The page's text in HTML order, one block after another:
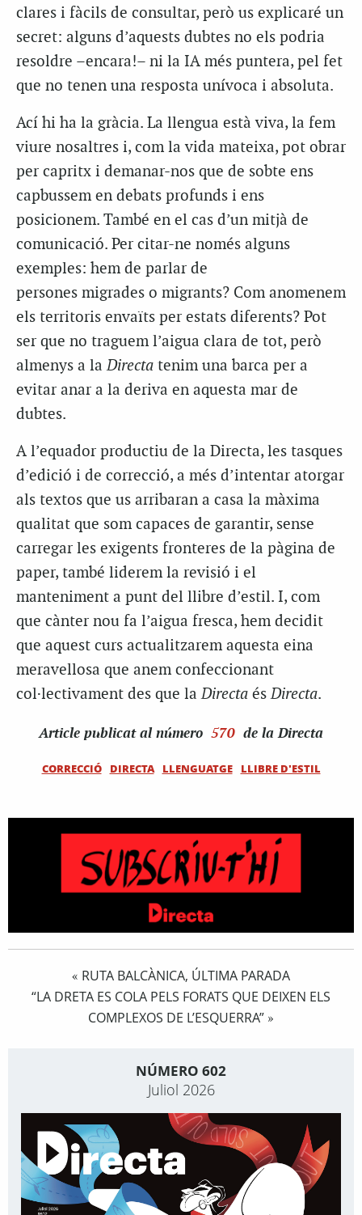
clares i fàcils de consultar, però us explicaré un
secret: alguns d’aquests dubtes no els podria
resoldre –encara!– ni la IA més puntera, pel fet
que no tenen una resposta unívoca i absoluta.
Ací hi ha la gràcia. La llengua està viva, la fem
viure nosaltres i, com la vida mateixa, pot obrar
per capritx i demanar-nos que de sobte ens
capbussem en debats profunds i ens
posicionem. També en el cas d’un mitjà de
comunicació. Per citar-ne només alguns
exemples: hem de parlar de
persones migrades o migrants? Com anomenem
els territoris envaïts per estats diferents? Pot
ser que no traguem l’aigua clara de tot, però
almenys a laDirecta tenim una barca per a
evitar anar a la deriva en aquesta mar de
dubtes.
A l’equador productiu de la Directa, les tasques
d’edició i de correcció, a més d’intentar atorgar
als textos que us arribaran a casa la màxima
qualitat que som capaces de garantir, sense
carregar les exigents fronteres de la pàgina de
paper, també liderem la revisió i el
manteniment a punt del llibre d’estil. I, com
que cànter nou fa l’aigua fresca, hem decidit
que aquest curs actualitzarem aquesta eina
meravellosa que anem confeccionant
col·lectivament des que laDirecta ésDirecta.
Article publicat al número 570 de la Directa
CORRECCIÓ DIRECTA LLENGUATGE LLIBRE D'ESTIL
« RUTA BALCÀNICA, ÚLTIMA PARADA
“LA DRETA ES COLA PELS FORATS QUE DEIXEN ELS
COMPLEXOS DE L’ESQUERRA” »
NÚMERO 602
Juliol 2026